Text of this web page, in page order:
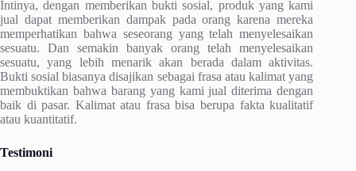
Intinya, dengan memberikan bukti sosial, produk yang kami
jual dapat memberikan dampak pada orang karena mereka
memperhatikan bahwa seseorang yang telah menyelesaikan
sesuatu. Dan semakin banyak orang telah menyelesaikan
sesuatu, yang lebih menarik akan berada dalam aktivitas.
Bukti sosial biasanya disajikan sebagai frasa atau kalimat yang
membuktikan bahwa barang yang kami jual diterima dengan
baik di pasar. Kalimat atau frasa bisa berupa fakta kualitatif
atau kuantitatif.
Testimoni